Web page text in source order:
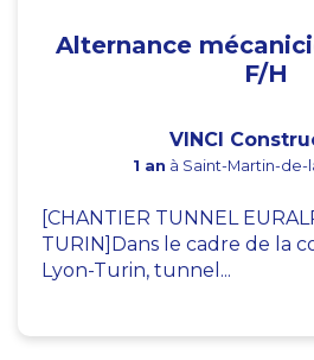
Alternance
F/H
VINCI
1 an à Saint-Martin-de-
[CHANTIER TUNNEL
TURIN]Dans le cadre de la
Lyon-Turin, tunnel...